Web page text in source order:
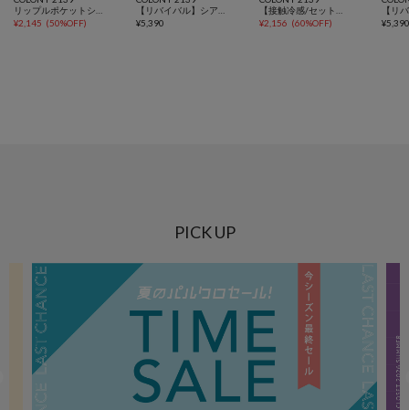
¥2,145 (50%OFF)
¥5,390
¥2,156 (60%OFF) ¥
PICK UP